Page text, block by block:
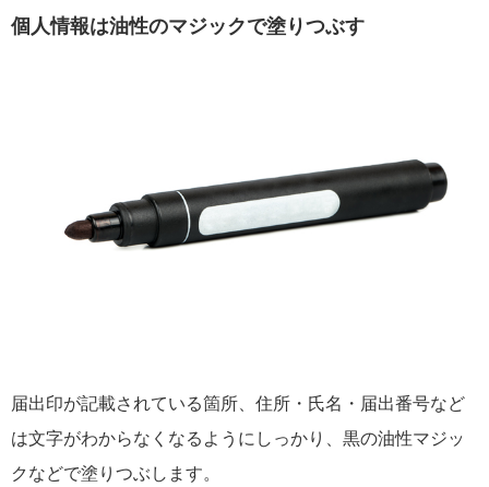
個人情報は油性のマジックで塗りつぶす
届出印が記載されている箇所、住所・氏名・届出番号など
は文字がわからなくなるようにしっかり、黒の油性マジッ
クなどで塗りつぶします。